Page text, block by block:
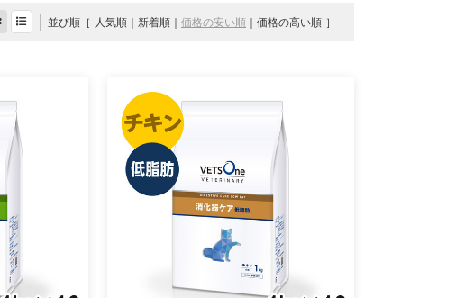
並び順 人気順 新着順 価格の安い順 価格の高い順